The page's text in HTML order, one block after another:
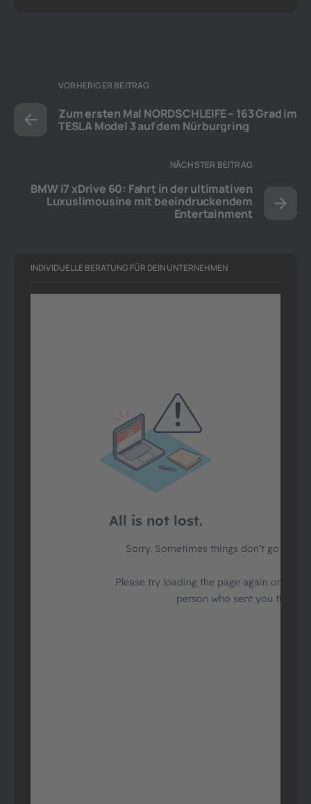
VORHERIGER BEITRAG
Zum ersten Mal NORDSCHLEIFE – 163 Grad im
TESLA Model 3 auf dem Nürburgring
NÄCHSTER BEITRAG
BMW i7 xDrive 60: Fahrt in der ultimativen
Luxuslimousine mit beeindruckendem
Entertainment
INDIVIDUELLE BERATUNG FÜR DEIN UNTERNEHMEN